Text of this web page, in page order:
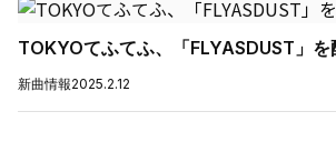
TOKYOてふてふ、「FLYASDUST」を
新曲情報2025.2.12